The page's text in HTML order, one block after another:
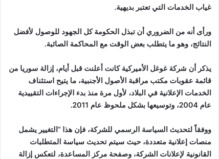
غياب الخدمات التي تعتبر بديهية.
ورأى أنه من الضروري أن تبذل الحكومة كل الجهود للوصول لأفضل
النتائج، وهو ما يتطلب بعض الوقت مع المحاكمة الصائبة.
يذكر أن شركة غوغل الأميركية كانت أعلنت قبل أيام، إزالة سوريا من
قائمة عقوبات مكتب مراقبة الأصول الأجنبية، ما يتيح استئناف
الخدمات الإعلانية في البلاد، لأول مرة منذ بدء الإجراءات التقييدية
عام 2004، وتوسيعها بشكل ملحوظ عام 2011.
ووفقاً لتحديث السياسة الرسمي للشركة، فإن هذا “التغيير يشمل
منصات إعلانية متعددة، حيث سيتم تحديث سياسة المتطلبات
القانونية لإعلانات الشركة، وصفحة مركز المساعدة، لتعكس إزالة